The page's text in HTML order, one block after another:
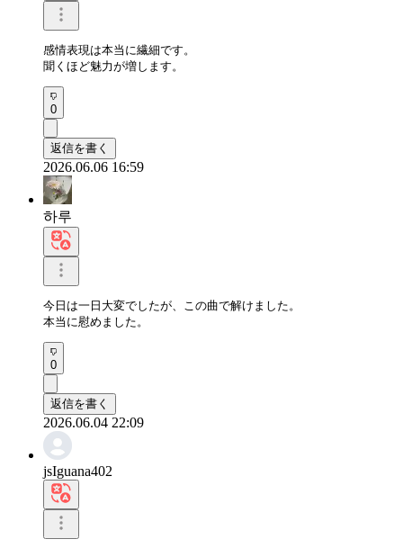
感情表現は本当に繊細です。
聞くほど魅力が増します。
0
返信を書く
2026.06.06 16:59
하루
今日は一日大変でしたが、この曲で解けました。
本当に慰めました。
0
返信を書く
2026.06.04 22:09
jsIguana402